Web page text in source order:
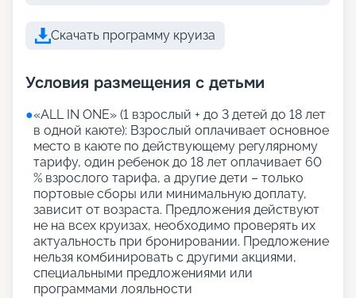
Скачать программу круиза
Условия размещения с детьми
●«АLL IN ONE» (1 взрослый + до 3 детей до 18 лет
в одной каюте): Взрослый оплачивает основное
место в каюте по действующему регулярному
тарифу, один ребенок до 18 лет оплачивает 60
% взрослого тарифа, а другие дети – только
портовые сборы или минимальную доплату,
зависит от возраста. Предложения действуют
не на всех круизах, необходимо проверять их
актуальность при бронировании. Предложение
нельзя комбинировать с другими акциями,
специальными предложениями или
программами лояльности